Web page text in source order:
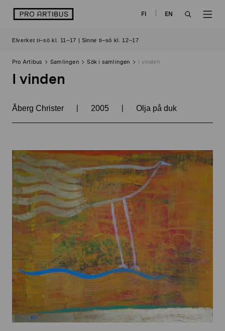
logo FI
EN
Elverket ti–sö kl. 11–17 | Sinne ti–sö kl. 12–17
Pro Artibus Samlingen Sök i samlingen I vinden
I vinden
Åberg Christer | 2005 | Olja på duk